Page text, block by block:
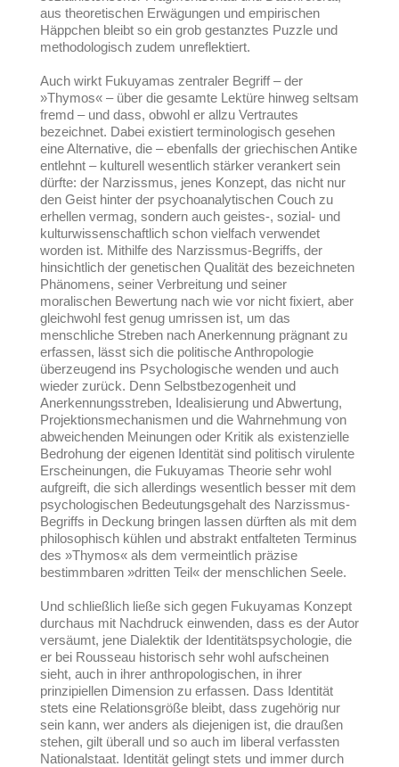
aus theoretischen Erwägungen und empirischen
Häppchen bleibt so ein grob gestanztes Puzzle und
methodologisch zudem unreflektiert.
Auch wirkt Fukuyamas zentraler Begriff – der
»Thymos« – über die gesamte Lektüre hinweg seltsam
fremd – und dass, obwohl er allzu Vertrautes
bezeichnet. Dabei existiert terminologisch gesehen
eine Alternative, die – ebenfalls der griechischen Antike
entlehnt – kulturell wesentlich stärker verankert sein
dürfte: der Narzissmus, jenes Konzept, das nicht nur
den Geist hinter der psychoanalytischen Couch zu
erhellen vermag, sondern auch geistes-, sozial- und
kulturwissenschaftlich schon vielfach verwendet
worden ist. Mithilfe des Narzissmus-Begriffs, der
hinsichtlich der genetischen Qualität des bezeichneten
Phänomens, seiner Verbreitung und seiner
moralischen Bewertung nach wie vor nicht fixiert, aber
gleichwohl fest genug umrissen ist, um das
menschliche Streben nach Anerkennung prägnant zu
erfassen, lässt sich die politische Anthropologie
überzeugend ins Psychologische wenden und auch
wieder zurück. Denn Selbstbezogenheit und
Anerkennungsstreben, Idealisierung und Abwertung,
Projektionsmechanismen und die Wahrnehmung von
abweichenden Meinungen oder Kritik als existenzielle
Bedrohung der eigenen Identität sind politisch virulente
Erscheinungen, die Fukuyamas Theorie sehr wohl
aufgreift, die sich allerdings wesentlich besser mit dem
psychologischen Bedeutungsgehalt des Narzissmus-
Begriffs in Deckung bringen lassen dürften als mit dem
philosophisch kühlen und abstrakt entfalteten Terminus
des »Thymos« als dem vermeintlich präzise
bestimmbaren »dritten Teil« der menschlichen Seele.
Und schließlich ließe sich gegen Fukuyamas Konzept
durchaus mit Nachdruck einwenden, dass es der Autor
versäumt, jene Dialektik der Identitätspsychologie, die
er bei Rousseau historisch sehr wohl aufscheinen
sieht, auch in ihrer anthropologischen, in ihrer
prinzipiellen Dimension zu erfassen. Dass Identität
stets eine Relationsgröße bleibt, dass zugehörig nur
sein kann, wer anders als diejenigen ist, die draußen
stehen, gilt überall und so auch im liberal verfassten
Nationalstaat. Identität gelingt stets und immer durch